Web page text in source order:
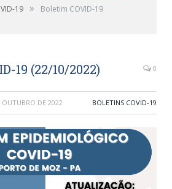
19 »
Boletim COVID-19
19 (22/10/2022) 0
OUTUBRO DE 2022 BOLETINS COVID-19